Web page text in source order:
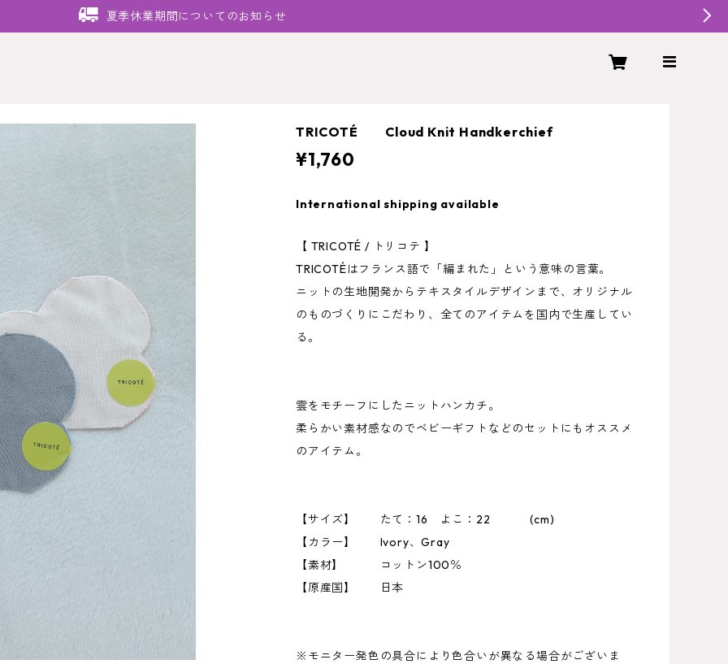
夏季休業期間についてのお知らせ
TRICOTÉ Cloud Knit Handkerchief
¥1,760
International shipping available
【 TRICOTÉ / トリコテ 】
TRICOTÉはフランス語で「編まれた」という意味の言葉。
ニットの生地開発からテキスタイルデザインまで、オリジナル
のものづくりにこだわり、全てのアイテムを国内で生産してい
る。
雲をモチーフにしたニットハンカチ。
柔らかい素材感なのでベビーギフトなどのセットにもオススメ
のアイテム。
【サイズ】 たて：16 よこ：22 (cm)
【カラー】 Ivory、Gray
【素材】 コットン100％
【原産国】 日本
※モニター発色の具合により色合いが異なる場合がございま